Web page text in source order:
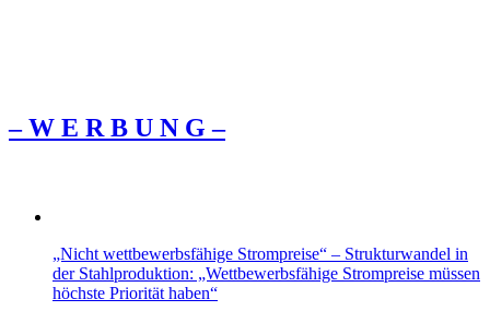
– W Ε R Β U Ν G –
„Nicht wettbewerbsfähige Strompreise“ – Strukturwandel in
der Stahlproduktion: „Wettbewerbsfähige Strompreise müssen
höchste Priorität haben“